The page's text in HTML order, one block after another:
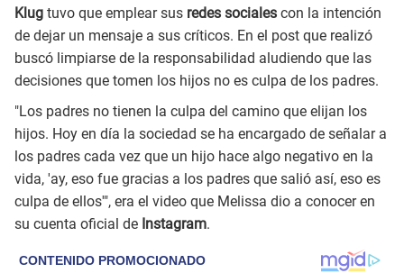
Klug tuvo que emplear sus redes sociales con la intención
de dejar un mensaje a sus críticos. En el post que realizó
buscó limpiarse de la responsabilidad aludiendo que las
decisiones que tomen los hijos no es culpa de los padres.
"Los padres no tienen la culpa del camino que elijan los
hijos. Hoy en día la sociedad se ha encargado de señalar a
los padres cada vez que un hijo hace algo negativo en la
vida, 'ay, eso fue gracias a los padres que salió así, eso es
culpa de ellos'", era el video que Melissa dio a conocer en
su cuenta oficial de Instagram.